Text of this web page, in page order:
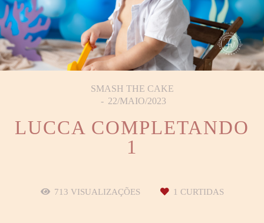
SMASH THE CAKE
22/MAIO/2023
LUCCA COMPLETANDO
1
713 VISUALIZAÇÕES 1 CURTIDAS